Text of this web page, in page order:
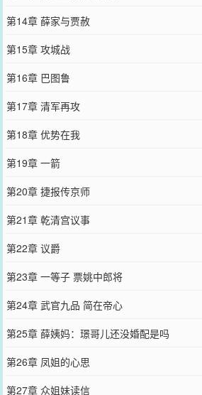
第14章 薛家与贾赦
第15章 攻城战
第16章 巴图鲁
第17章 清军再攻
第18章 优势在我
第19章 一箭
第20章 捷报传京师
第21章 乾清宫议事
第22章 议爵
第23章 一等子 票姚中郎将
第24章 武官九品 简在帝心
第25章 薛姨妈：璟哥儿还没婚配是吗
第26章 凤姐的心思
第27章 众姐妹读信